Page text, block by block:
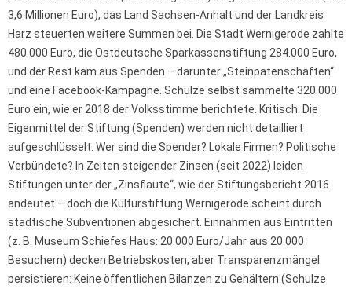
3,6 Millionen Euro), das Land Sachsen-Anhalt und der Landkreis
Harz steuerten weitere Summen bei. Die Stadt Wernigerode zahlte
480.000 Euro, die Ostdeutsche Sparkassenstiftung 284.000 Euro,
und der Rest kam aus Spenden – darunter „Steinpatenschaften“
und eine Facebook-Kampagne. Schulze selbst sammelte 320.000
Euro ein, wie er 2018 der Volksstimme berichtete. Kritisch: Die
Eigenmittel der Stiftung (Spenden) werden nicht detailliert
aufgeschlüsselt. Wer sind die Spender? Lokale Firmen? Politische
Verbündete? In Zeiten steigender Zinsen (seit 2022) leiden
Stiftungen unter der „Zinsflaute“, wie der Stiftungsbericht 2016
andeutet – doch die Kulturstiftung Wernigerode scheint durch
städtische Subventionen abgesichert. Einnahmen aus Eintritten
(z. B. Museum Schiefes Haus: 20.000 Euro/Jahr aus 20.000
Besuchern) decken Betriebskosten, aber Transparenzmängel
persistieren: Keine öffentlichen Bilanzen zu Gehältern (Schulze